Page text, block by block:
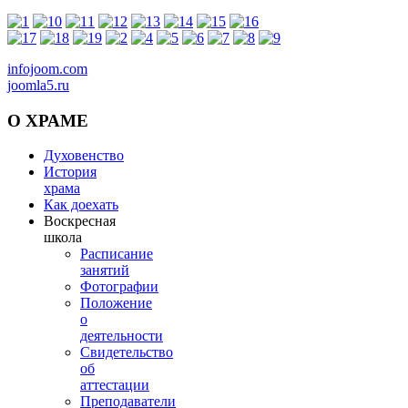
infojoom.com
joomla5.ru
О ХРАМЕ
Духовенство
История
храма
Как доехать
Воскресная
школа
Расписание
занятий
Фотографии
Положение
о
деятельности
Свидетельство
об
аттестации
Преподаватели